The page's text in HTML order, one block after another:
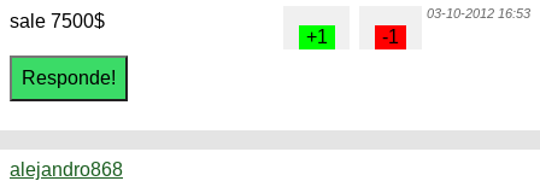
03-10-2012 16:53
sale 7500$
alejandro868